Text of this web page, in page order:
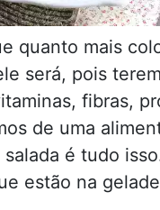
quanto mais
será, pois
fibras,
de uma
salada é tudo
estão na